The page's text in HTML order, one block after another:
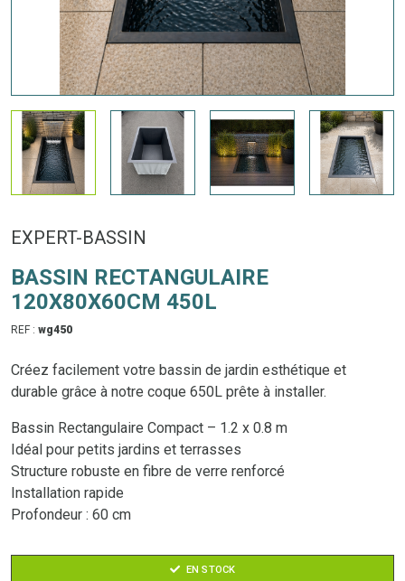
EXPERT-BASSIN
BASSIN RECTANGULAIRE
120X80X60CM 450L
REF : wg450
Créez facilement votre bassin de jardin esthétique et
durable grâce à notre coque 650L prête à installer.
Bassin Rectangulaire Compact – 1.2 x 0.8 m
Idéal pour petits jardins et terrasses
Structure robuste en fibre de verre renforcé
Installation rapide
Profondeur : 60 cm
EN STOCK